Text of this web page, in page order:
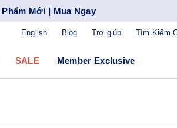
Phẩm Mới | Mua Ngay
Blog Trợ giúp Tìm Kiếm
English
SALE Member Exclusive